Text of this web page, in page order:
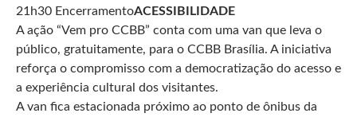
21h30 EncerramentoACESSIBILIDADE
A ação “Vem pro CCBB” conta com uma van que leva o
público, gratuitamente, para o CCBB Brasília. A iniciativa
reforça o compromisso com a democratização do acesso e
a experiência cultural dos visitantes.
A van fica estacionada próximo ao ponto de ônibus da